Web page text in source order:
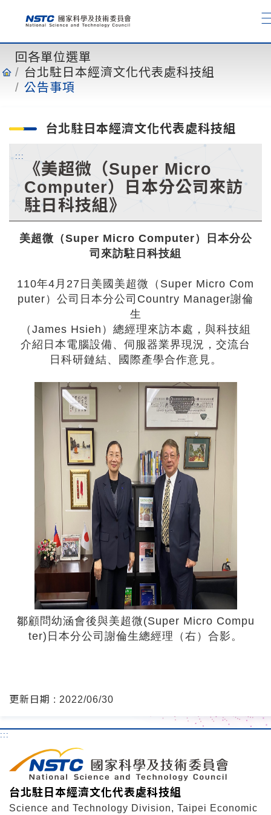
回各單位選單
台北駐日本經濟文化代表處科技組
公告事項
台北駐日本經濟文化代表處科技組
:::
《美超微（Super Micro
Computer）日本分公司來訪
駐日科技組》
美超微（Super Micro Computer）日本分公
司來訪駐日科技組
110年4月27日美國美超微（Super Micro Com
puter）公司日本分公司Country Manager謝倫
生
（James Hsieh）總經理來訪本處，與科技組
介紹日本電腦設備、伺服器業界現況，交流台
日科研鏈結、國際產學合作意見。
鄒顧問幼涵會後與美超微(Super Micro Compu
ter)日本分公司謝倫生總經理（右）合影。
更新日期 : 2022/06/30
:::
台北駐日本經濟文化代表處科技組
Science and Technology Division, Taipei Economic